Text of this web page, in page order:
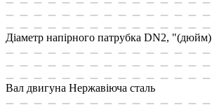
Діаметр напірного патрубка DN2, "(дюйм)
Вал двигуна Нержавіюча сталь